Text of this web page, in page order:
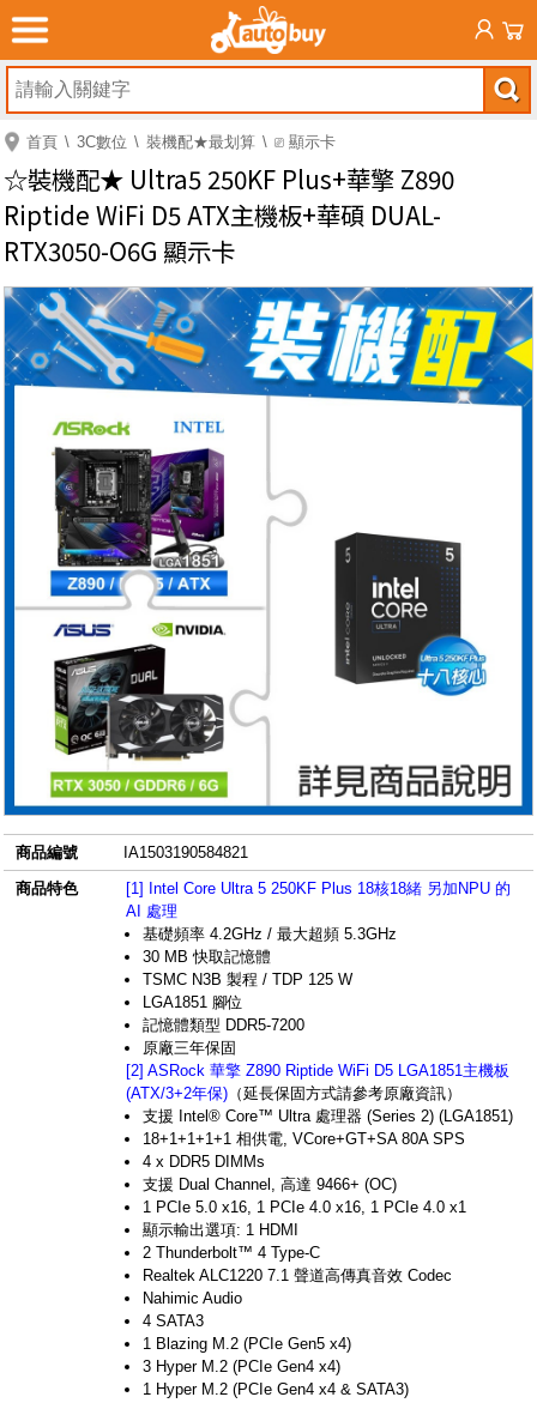
首頁 3C數位 裝機配★最划算 ⎚ 顯示卡
☆裝機配★ Ultra5 250KF Plus+華擎 Z890
Riptide WiFi D5 ATX主機板+華碩 DUAL-
RTX3050-O6G 顯示卡
商品編號
IA1503190584821
商品特色
[1] Intel Core Ultra 5 250KF Plus 18核18緒 另加NPU 的
AI 處理
基礎頻率 4.2GHz / 最大超頻 5.3GHz
30 MB 快取記憶體
TSMC N3B 製程 / TDP 125 W
LGA1851 腳位
記憶體類型 DDR5-7200
原廠三年保固
[2] ASRock 華擎 Z890 Riptide WiFi D5 LGA1851主機板
(ATX/3+2年保) （延長保固方式請參考原廠資訊）
支援 Intel® Core™ Ultra 處理器 (Series 2) (LGA1851)
18+1+1+1+1 相供電, VCore+GT+SA 80A SPS
4 x DDR5 DIMMs
支援 Dual Channel, 高達 9466+ (OC)
1 PCIe 5.0 x16, 1 PCIe 4.0 x16, 1 PCIe 4.0 x1
顯示輸出選項: 1 HDMI
2 Thunderbolt™ 4 Type-C
Realtek ALC1220 7.1 聲道高傳真音效 Codec
Nahimic Audio
4 SATA3
1 Blazing M.2 (PCIe Gen5 x4)
3 Hyper M.2 (PCIe Gen4 x4)
1 Hyper M.2 (PCIe Gen4 x4 & SATA3)